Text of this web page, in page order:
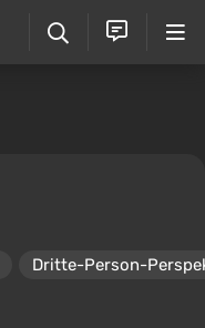
Dritte-Person-